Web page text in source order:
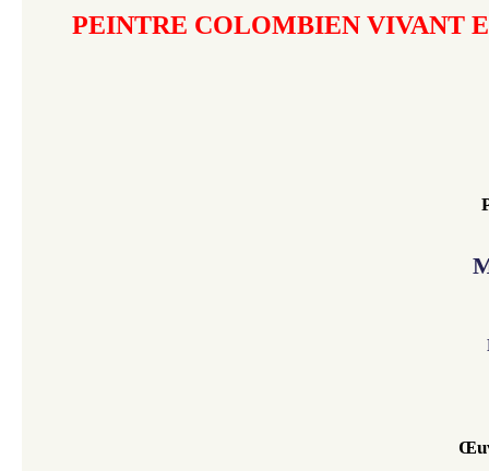
PEINTRE COLOMBIEN VIVANT